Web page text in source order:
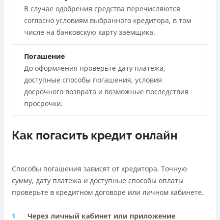
В случае одобрения средства перечисляются
согласно условиям выбранного кредитора, в том
числе на банковскую карту заемщика.
Погашение
До оформления проверьте дату платежа,
доступные способы погашения, условия
досрочного возврата и возможные последствия
просрочки.
Как погасить кредит онлайн
Способы погашения зависят от кредитора. Точную
сумму, дату платежа и доступные способы оплаты
проверьте в кредитном договоре или личном кабинете.
Через личный кабинет или приложение